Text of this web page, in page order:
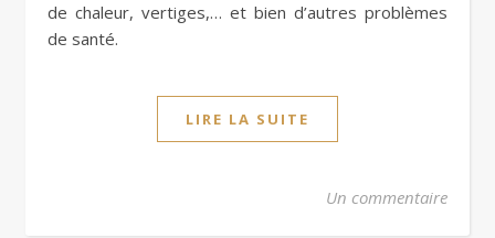
de chaleur, vertiges,… et bien d’autres problèmes
de santé.
LIRE LA SUITE
Un commentaire